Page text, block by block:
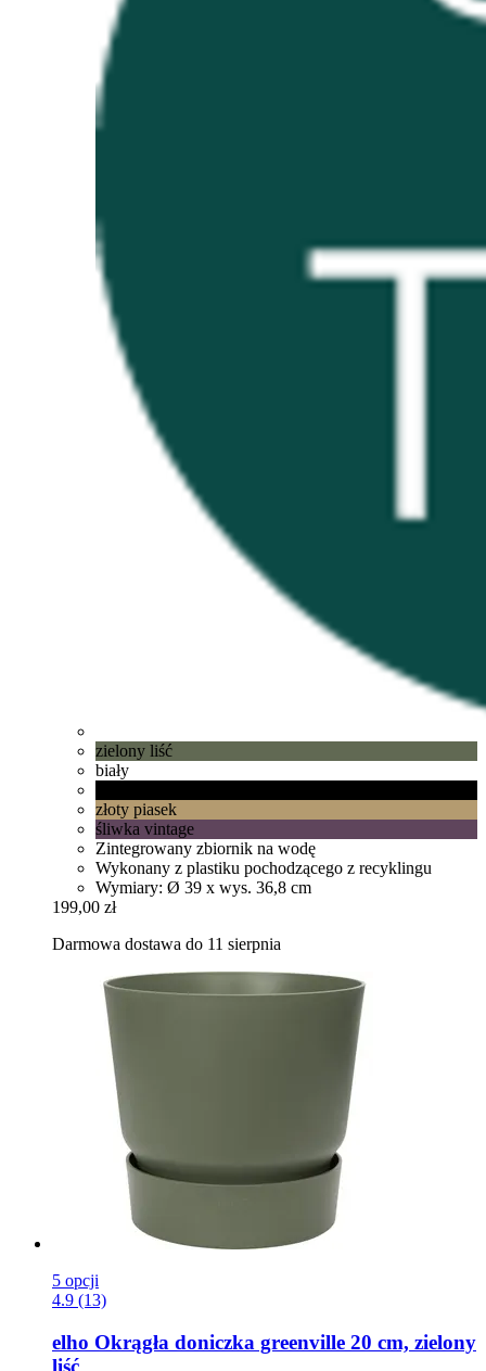
zielony liść
biały
złoty piasek
śliwka vintage
Zintegrowany zbiornik na wodę
Wykonany z plastiku pochodzącego z recyklingu
Wymiary: Ø 39 x wys. 36,8 cm
199,00 zł
Darmowa dostawa do 11 sierpnia
5 opcji
4.9 (13)
elho Okrągła doniczka greenville 20 cm, zielony
liść